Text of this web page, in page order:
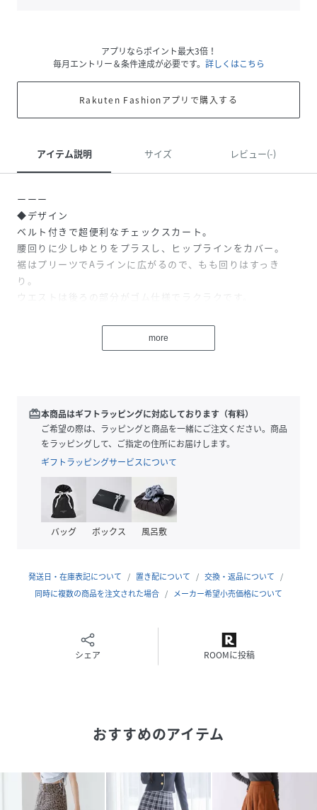
アプリならポイント最大3倍！
毎月エントリー＆条件達成が必要です。 詳しくはこちら
Rakuten Fashionアプリで購入する
アイテム説明 サイズ レビュー(-)
ーーー
◆デザイン
ベルト付きで超便利なチェックスカート。
腰回りに少しゆとりをプラスし、ヒップラインをカバー。
裾はプリーツでAラインに広がるので、もも回りはすっき
り。
ウエストは後ろの部分がゴム仕様でラクラクです。
デイリー使いはもちろん、お出かけにもご着用いただけま
◆素材
寒い季節にぴったりな暖かい素材。
◆スタイリング
ルーズトップスと合わせてフロントのみインしたり、
裾からチェックをチラ見セするコーデがオススメ。
のカラー
とリンクさせると簡単にオシャレ上級者なコーデが完成しま
ウエストゴム：あり（うしろ）
キッズ
素材
【ブラック09】
表地:ポリエステル76% レーヨン23% ポリウレ
more
redeem本商品はギフトラッピングに対応しております（有料）
ご希望の際は、ラッピングと商品を一緒にご注文ください。商品
をラッピングして、ご指定の住所にお届けします。
ギフトラッピングサービスについて
バッグ ボックス 風呂敷
発送日・在庫表記について 置き配について
交換・返品について
同時に複数の商品を注文された場合
メーカー希望小売価格について
シェア ROOMに投稿
おすすめのアイテム